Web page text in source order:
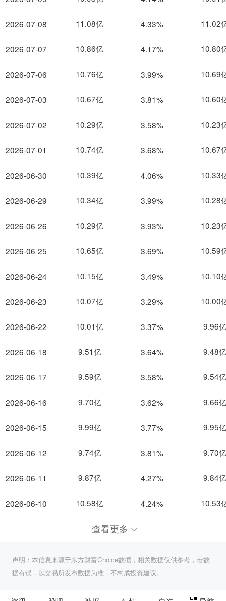
2026-07-08
2026-07-07
2026-07-06
2026-07-03
2026-07-02
2026-07-01
2026-06-30
2026-06-29
2026-06-26
2026-06-25
2026-06-24
2026-06-23
2026-06-22
2026-06-18
2026-06-17
2026-06-16
2026-06-15
2026-06-12
2026-06-11
2026-06-10
11.08亿 4.33% 11.02
10.86亿 4.17% 10.80
10.76亿 3.99% 10.69
10.67亿 3.81% 10.60
10.29亿 3.58% 10.23
10.74亿 3.68% 10.67
10.39亿 4.06% 10.33
10.34亿 3.99% 10.28
10.29亿 3.93% 10.23
10.65亿 3.69% 10.59
10.15亿 3.49% 10.10
10.07亿 3.29% 10.00
10.01亿 3.37% 9.96亿
9.51亿 3.64% 9.48亿
9.59亿 3.58% 9.54亿
9.70亿 3.62% 9.66亿
9.99亿 3.77% 9.95亿
9.74亿 3.81% 9.70亿
9.87亿 4.27% 9.84亿
10.58亿 4.24% 10.53
查看更多
声明：本信息来源于东方财富Choice数据，相关数据仅供参考，若数
据有误，以交易所发布数据为准，不构成投资建议。